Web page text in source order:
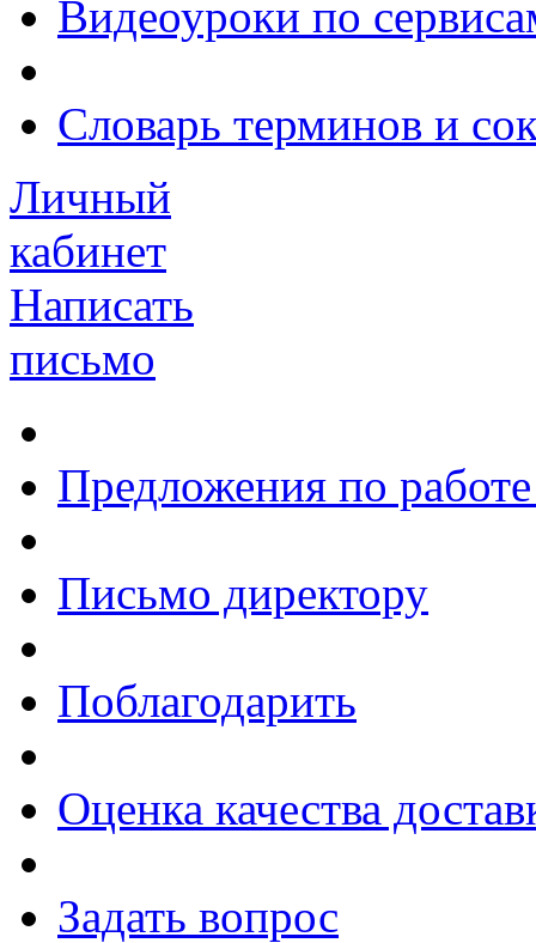
Видеоуроки по
Словарь терминов и
Личный
кабинет
Написать
письмо
Предложения по работе
Письмо директору
Поблагодарить
Оценка качества
Задать вопрос